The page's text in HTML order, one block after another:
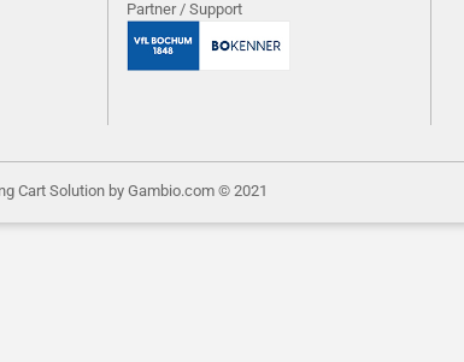
Partner / Support
Cart Solutionby Gambio.com © 2021